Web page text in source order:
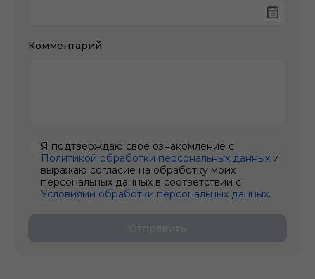
Комментарий
Я подтверждаю свое ознакомление с
Политикой обработки персональных данных и
выражаю согласие на обработку моих
персональных данных в соответствии с
Условиями обработки персональных данных.